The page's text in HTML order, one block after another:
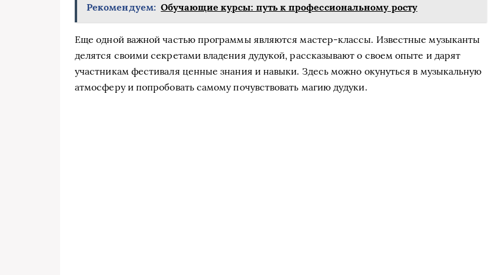
Рекомендуем: Обучающие курсы: путь к профессиональному росту
Еще одной важной частью программы являются мастер-классы. Известные музыканты
делятся своими секретами владения дудукой, рассказывают о своем опыте и дарят
участникам фестиваля ценные знания и навыки. Здесь можно окунуться в музыкальную
атмосферу и попробовать самому почувствовать магию дудуки.